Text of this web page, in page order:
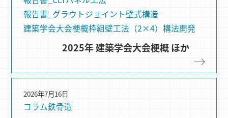
報告書_グラウトジョイント壁式構造
建築学会大会梗概枠組壁⼯法（2×4） 構法開発
2025年 建築学会大会梗概 ほか
コラム鉄骨造
2026年7月16日